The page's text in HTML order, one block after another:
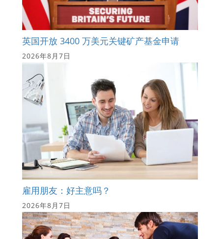
英国开放 3400 万美元关键矿产基金申请
2026年8月7日
雇用朋友：好主意吗？
2026年8月7日